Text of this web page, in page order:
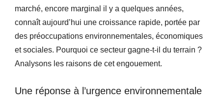
marché, encore marginal il y a quelques années,
connaît aujourd’hui une croissance rapide, portée par
des préoccupations environnementales, économiques
et sociales. Pourquoi ce secteur gagne-t-il du terrain ?
Analysons les raisons de cet engouement.
Une réponse à l’urgence environnementale